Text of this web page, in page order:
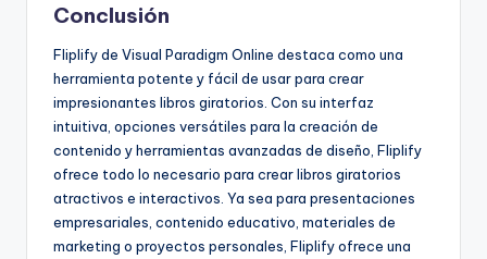
Conclusión
Fliplify de Visual Paradigm Online destaca como una
herramienta potente y fácil de usar para crear
impresionantes libros giratorios. Con su interfaz
intuitiva, opciones versátiles para la creación de
contenido y herramientas avanzadas de diseño, Fliplify
ofrece todo lo necesario para crear libros giratorios
atractivos e interactivos. Ya sea para presentaciones
empresariales, contenido educativo, materiales de
marketing o proyectos personales, Fliplify ofrece una